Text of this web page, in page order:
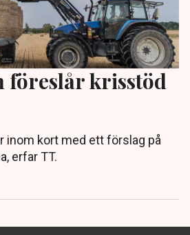
föreslår krisstöd
inom kort med ett förslag på
erfar TT.